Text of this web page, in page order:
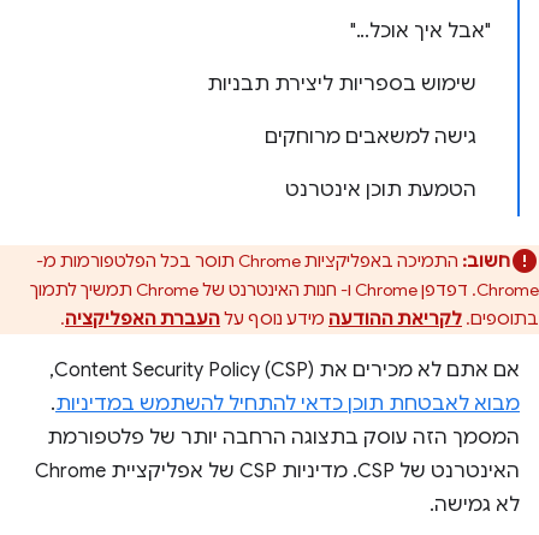
"אבל איך אוכל..."
שימוש בספריות ליצירת תבניות
גישה למשאבים מרוחקים
הטמעת תוכן אינטרנט
חשוב:
התמיכה באפליקציות Chrome תוסר בכל הפלטפורמות מ-
Chrome. דפדפן Chrome ו- חנות האינטרנט של Chrome תמשיך לתמוך
בתוספים. לקריאת ההודעה מידע נוסף עלהעברת האפליקציה.
אם אתם לא מכירים את Content Security Policy (CSP),
מבוא לאבטחת תוכן כדאי להתחיל להשתמש במדיניות.
המסמך הזה עוסק בתצוגה הרחבה יותר של פלטפורמת
האינטרנט של CSP. מדיניות CSP של אפליקציית Chrome
לא גמישה.